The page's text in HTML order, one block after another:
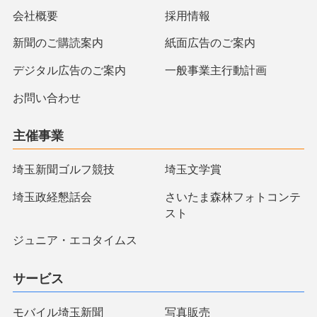
会社概要 採用情報
新聞のご購読案内 紙面広告のご案内
デジタル広告のご案内 一般事業主行動計画
お問い合わせ
主催事業
埼玉新聞ゴルフ競技 埼玉文学賞
埼玉政経懇話会
さいたま森林フォトコンテ
スト
ジュニア・エコタイムス
サービス
モバイル埼玉新聞 写真販売